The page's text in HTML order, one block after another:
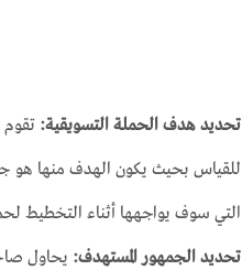
تحديد هدف الحملة التسويقية: تقوم
للقياس بحيث يكون الهدف منها هو
التي سوف يواجهها أثناء التخطيط
تحديد الجمهور المستهدف: يحاول